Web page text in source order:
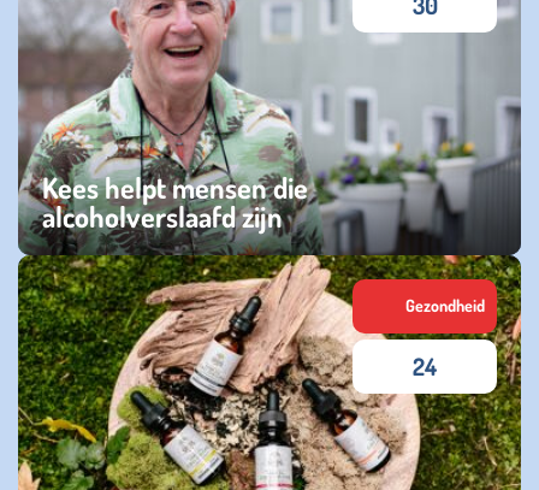
Kees helpt mensen die
alcoholverslaafd zijn
donderdag 25 juni 2026
Gezondheid
24